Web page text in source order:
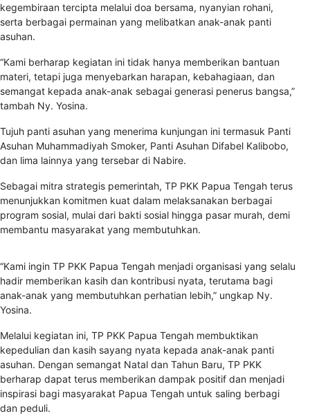
kegembiraan tercipta melalui doa bersama, nyanyian rohani,
serta berbagai permainan yang melibatkan anak-anak panti
asuhan.
“Kami berharap kegiatan ini tidak hanya memberikan bantuan
materi, tetapi juga menyebarkan harapan, kebahagiaan, dan
semangat kepada anak-anak sebagai generasi penerus bangsa,”
tambah Ny. Yosina.
Tujuh panti asuhan yang menerima kunjungan ini termasuk Panti
Asuhan Muhammadiyah Smoker, Panti Asuhan Difabel Kalibobo,
dan lima lainnya yang tersebar di Nabire.
Sebagai mitra strategis pemerintah, TP PKK Papua Tengah terus
menunjukkan komitmen kuat dalam melaksanakan berbagai
program sosial, mulai dari bakti sosial hingga pasar murah, demi
membantu masyarakat yang membutuhkan.
“Kami ingin TP PKK Papua Tengah menjadi organisasi yang selalu
hadir memberikan kasih dan kontribusi nyata, terutama bagi
anak-anak yang membutuhkan perhatian lebih,” ungkap Ny.
Yosina.
Melalui kegiatan ini, TP PKK Papua Tengah membuktikan
kepedulian dan kasih sayang nyata kepada anak-anak panti
asuhan. Dengan semangat Natal dan Tahun Baru, TP PKK
berharap dapat terus memberikan dampak positif dan menjadi
inspirasi bagi masyarakat Papua Tengah untuk saling berbagi
dan peduli.